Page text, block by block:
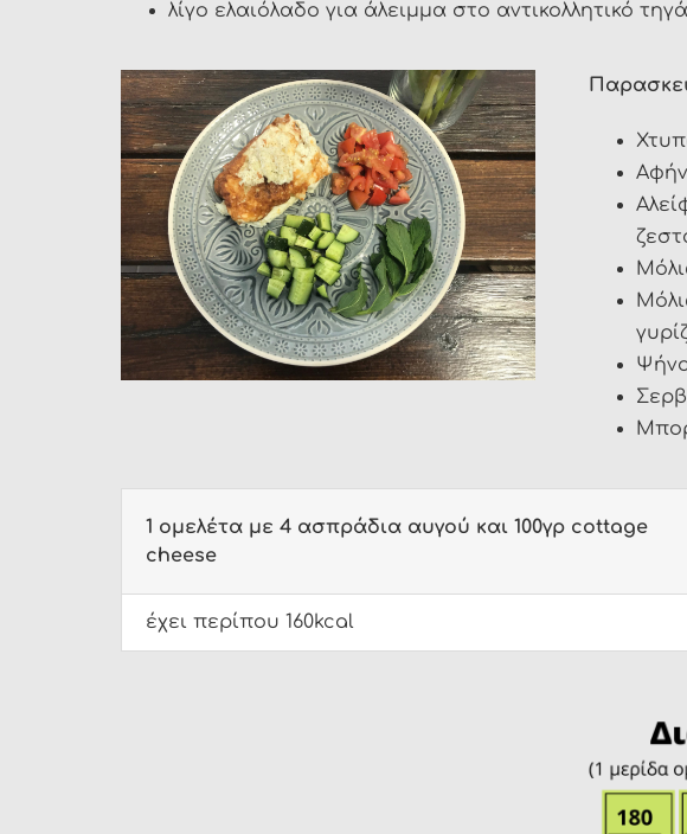
λίγο ελαιόλαδο για άλειμμα στο αντικολλητικό
1 oμελέτα με 4 ασπράδια αυγού και 100γρ cottage
cheese
έχει περίπου 160kcal